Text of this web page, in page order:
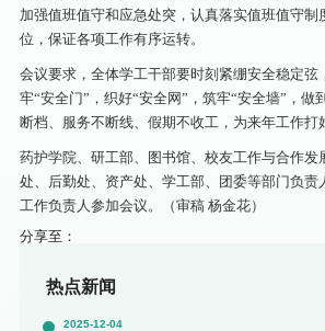
加强值班值守和应急处突，认真落实值班值守制
位，保证各项工作有序运转。
会议要求，全体学工干部要时刻紧绷安全稳定弦
牢“安全门”，织好“安全网”，筑牢“安全墙”，做
断档、服务不断线、假期不收工，为来年工作打
药护学院、研工部、图书馆、校友工作与合作发
处、后勤处、资产处、学工部、团委等部门负责
工作负责人参加会议。（审稿 杨金花）
分享至：
热点新闻
2025-12-04